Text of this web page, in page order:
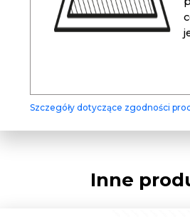
Szczegóły dotyczące zgodności
Inne